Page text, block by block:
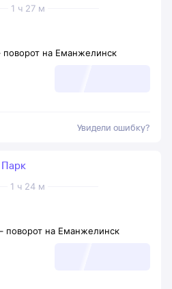
1 ч 27 м
поворот на Еманжелинск
Увидели ошибку?
1 ч 24 м
поворот на Еманжелинск